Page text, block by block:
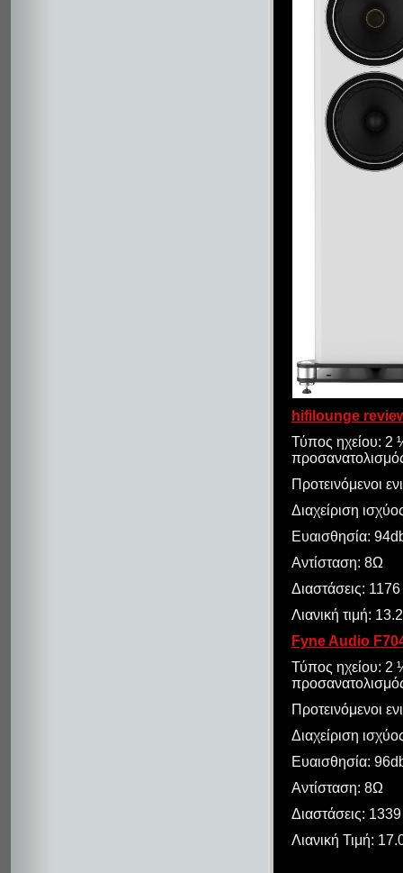
hifilounge
Τύπος ηχείου: 2
Προτεινόμενοι
Διαχείριση
Ευαισθησία:
Αντίσταση: 8Ω
Διαστάσεις:
Λιανική τιμή:
Fyne Audio
Τύπος ηχείου: 2
Προτεινόμενοι
Διαχείριση
Ευαισθησία:
Αντίσταση: 8Ω
Διαστάσεις:
Λιανική Τιμή: